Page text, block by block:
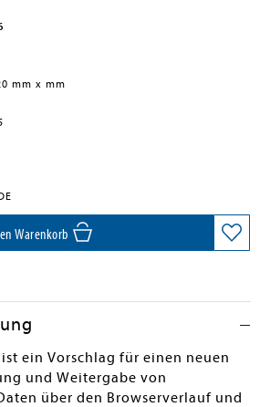
mm x mm
Warenkorb
ein Vorschlag für einen neuen
und Weitergabe von
über den Browserverlauf und